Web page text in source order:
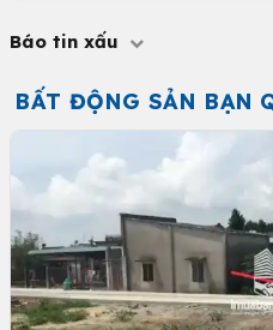
Báo tin xấu
BẤT ĐỘNG SẢN BẠN